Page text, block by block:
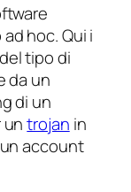
hoc. Qui i
tipo di
da un
di un
untrojan in
account